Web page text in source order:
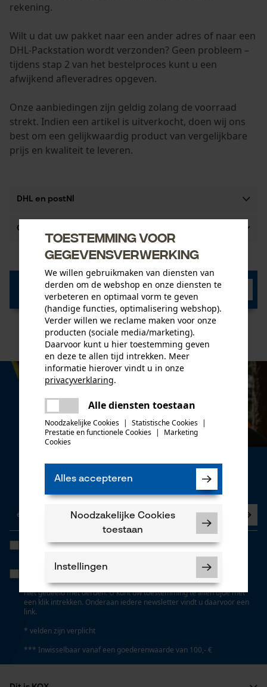
rekening.
Wilt u dat uw pakket naar een ander adres of naar een
DHL-Packstation wordt verzonden? Geen probleem –
tijdens stap 2 van het bestelproces kunt u een
afwijkend afleveradres opgeven.
Onze aanbiedingen zijn geldig zolang de voorraad
strekt. Indien een artikel is uitverkocht, doen wij ons
best om een gelijkwaardig product van vergelijkbare
prijs en kwaliteit te leveren.
DHL en postNl
GLS
Naar de informatie over
Retourzendingen
Nieuwsbrief
Nu abonneren op de nieuwsbrief
Ik heb deAlgemene voorwaarden inzake gegevensbescherming
Wanneer u instemt met persoonlijke tracking kunnen we u via onze
newsletter individuele aanbiedingen doen. Uw gegevens worden
niet gedeeld met derden. U kunt uw toestemming te allen tijde met
een klik intrekken. Onderaan iedere newsletter vindt u daarvoor een
link.
* velden zijn verplicht
*** Inwisselbaar vanaf een goederenwaarde van 100,- €
Toestemming voor
gegevensverwerking
We willen gebruikmaken van diensten van
derden om de webshop en onze diensten te
verbeteren en optimaal vorm te geven
(handige functies, optimalisering webshop).
Verder willen we reclame maken voor onze
producten (sociale media/marketing).
Daarvoor kunt u hier toestemming geven
en deze te allen tijd intrekken. Meer
informatie hierover vindt u in onze
privacyverklaring.
Alle diensten toestaan
Noodzakelijke Cookies | Statistische Cookies |
Prestatie en functionele Cookies |
Marketing
Cookies
Alles accepteren
Noodzakelijke Cookies
toestaan
Instellingen
Controleer instelling van cookies
Er is een fout opgetreden. Gelieve
het opnieuw te proberen.
delen
mail